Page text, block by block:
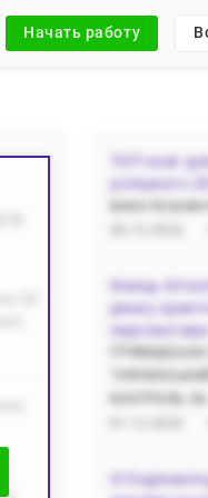
Начать работу
ТОП книг
успішного
Кінець
ринку
перспективи
i3